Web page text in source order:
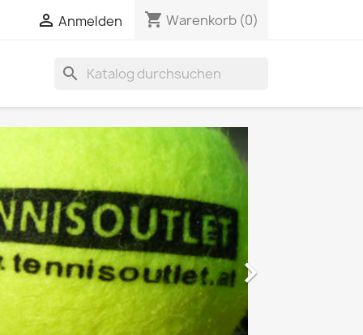
 Anmelden shopping_cart Warenkorb (0)
search
